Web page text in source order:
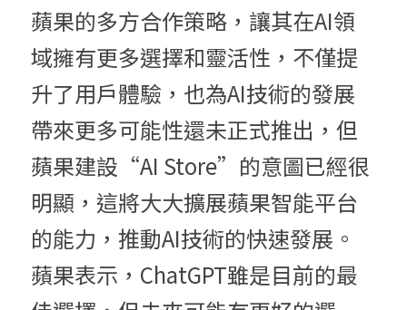
蘋果的多方合作策略，讓其在AI領
域擁有更多選擇和靈活性，不僅提
升了用戶體驗，也為AI技術的發展
帶來更多可能性還未正式推出，但
蘋果建設“AI Store”的意圖已經很
明顯，這將大大擴展蘋果智能平台
的能力，推動AI技術的快速發展。
蘋果表示，ChatGPT雖是目前的最